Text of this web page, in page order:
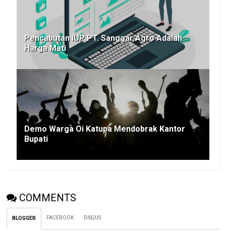
Pencabutan IUP PT. Sanggar Agro Adalah
Harga Mati
Demo Warga Oi Katupa Mendobrak Kantor
Bupati
COMMENTS
BLOGGER FACEBOOK DISQUS